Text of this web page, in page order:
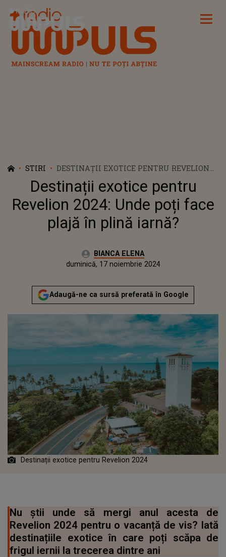
Radio Impuls
STIRI
DESTINAȚII EXOTICE PENTRU REVELION
2024: UNDE POȚI FACE PLAJĂ ÎN PLINĂ
IARNĂ?
Destinații exotice pentru
Revelion 2024: Unde poți face
plajă în plină iarnă?
Autor:BIANCA ELENA
vineri, 17 noiembrie 2023
Actualizat:
duminică, 17 noiembrie 2024
Adaugă-ne ca sursă preferată în Google
Destinații exotice pentru Revelion 2024
Nu știi unde să mergi anul acesta de
Revelion 2024 pentru o vacanță de vis? Iată
destinațiile exotice în care poți scăpa de
frigul iernii la trecerea dintre ani